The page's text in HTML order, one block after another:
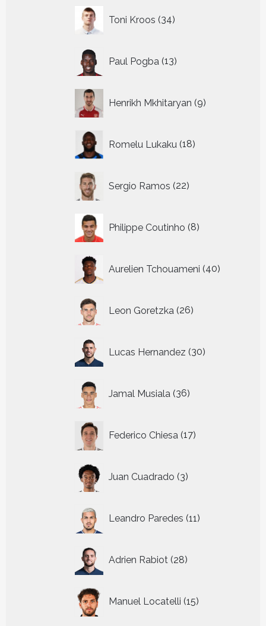
Toni Kroos 34
producten
Paul Pogba 13
producten
Henrikh Mkhitaryan 9
producten
Romelu Lukaku 18
producten
Sergio Ramos 22
producten
Philippe Coutinho 8
producten
Aurelien Tchouameni 40
producten
Leon Goretzka 26
producten
Lucas Hernandez 30
producten
Jamal Musiala 36
producten
Federico Chiesa 17
producten
Juan Cuadrado 3
producten
Leandro Paredes 11
producten
Adrien Rabiot 28
producten
Manuel Locatelli 15
producten